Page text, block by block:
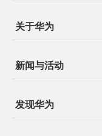
关于华为
新闻与活动
发现华为